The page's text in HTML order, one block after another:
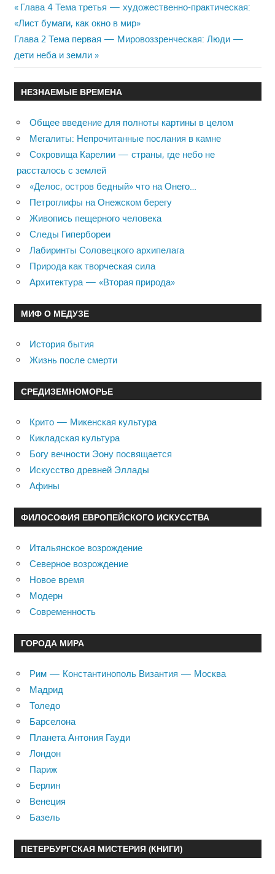
Навигация
по
записям
Previous
Post:
Глава 4 Тема третья — художественно-практическая:
«Лист бумаги, как окно в мир»
Next
Post:
Глава 2 Тема первая — Мировоззренческая: Люди —
дети неба и земли
НЕЗНАЕМЫЕ ВРЕМЕНА
Общее введение для полноты картины в целом
Мегалиты: Непрочитанные послания в камне
Сокровища Карелии — страны, где небо не
рассталось с землей
«Делос, остров бедный» что на Онего…
Петроглифы на Онежском берегу
Живопись пещерного человека
Следы Гипербореи
Лабиринты Соловецкого архипелага
Природа как творческая сила
Архитектура — «Вторая природа»
МИФ О МЕДУЗЕ
История бытия
Жизнь после смерти
СРЕДИЗЕМНОМОРЬЕ
Крито — Микенская культура
Кикладская культура
Богу вечности Эону посвящается
Искусство древней Эллады
Афины
ФИЛОСОФИЯ ЕВРОПЕЙСКОГО ИСКУССТВА
Итальянское возрождение
Северное возрождение
Новое время
Модерн
Современность
ГОРОДА МИРА
Рим — Константинополь Византия — Москва
Мадрид
Толедо
Барселона
Планета Антония Гауди
Лондон
Париж
Берлин
Венеция
Базель
ПЕТЕРБУРГСКАЯ МИСТЕРИЯ (КНИГИ)